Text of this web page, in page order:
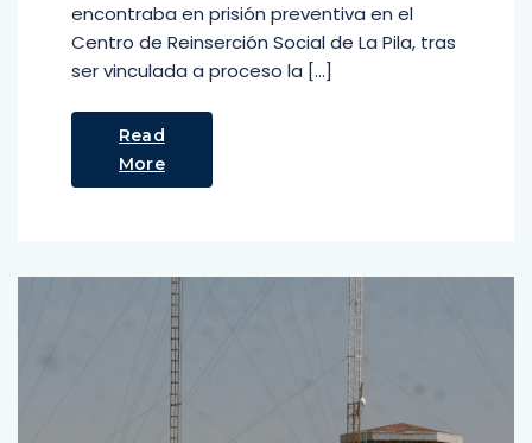
encontraba en prisión preventiva en el
Centro de Reinserción Social de La Pila, tras
ser vinculada a proceso la […]
Read
More